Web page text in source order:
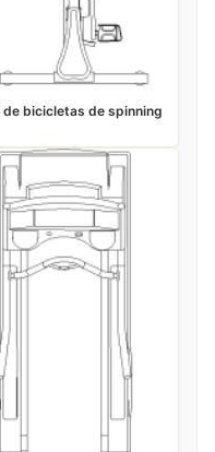
bicicletas de spinning